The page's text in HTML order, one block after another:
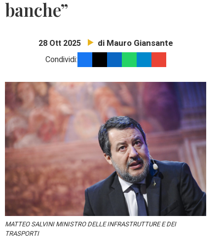
banche”
28 Ott 2025 di Mauro Giansante
Condividi:
MATTEO SALVINI MINISTRO DELLE INFRASTRUTTURE E DEI
TRASPORTI